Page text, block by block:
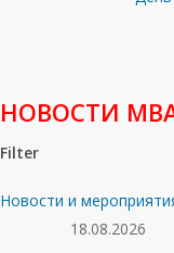
НОВОСТИ
Filter
Новости и
18.08.2026